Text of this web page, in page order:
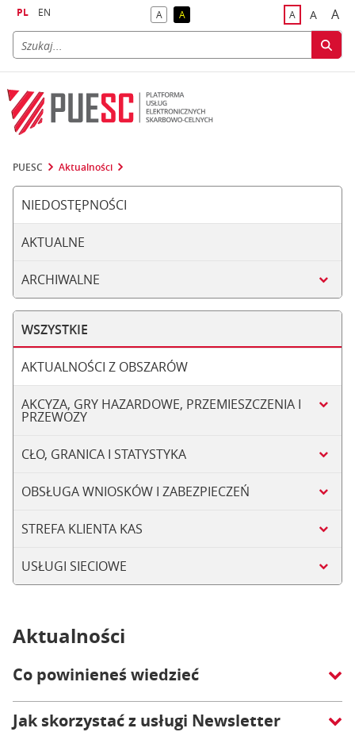
PL EN Akontrast domyślny
Akontrast żółty tekst na czarnym tle
Adomyślna
A A
PUESC Aktualności
NIEDOSTĘPNOŚCI
AKTUALNE
ARCHIWALNE
WSZYSTKIE
AKTUALNOŚCI Z OBSZARÓW
AKCYZA, GRY HAZARDOWE, PRZEMIESZCZENIA I
PRZEWOZY
CŁO, GRANICA I STATYSTYKA
OBSŁUGA WNIOSKÓW I ZABEZPIECZEŃ
STREFA KLIENTA KAS
USŁUGI SIECIOWE
Aktualności
Co powinieneś wiedzieć
Jak skorzystać z usługi Newsletter